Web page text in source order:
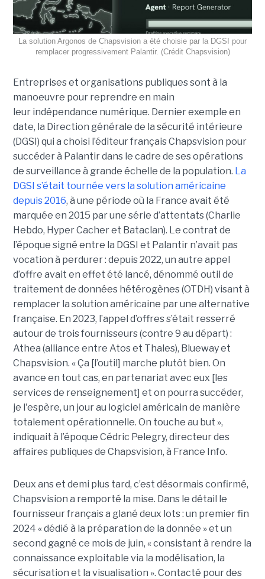
La solution Argonos de Chapsvision a été choisie par la DGSI pour
remplacer progressivement Palantir. (Crédit Chapsvision)
Entreprises et organisations publiques sont à la
manoeuvre pour reprendre en main
leur indépendance numérique. Dernier exemple en
date, la Direction générale de la sécurité intérieure
(DGSI) qui a choisi l’éditeur français Chapsvision pour
succéder à Palantir dans le cadre de ses opérations
de surveillance à grande échelle de la population. La
DGSI s’était tournée vers la solution américaine
depuis 2016, à une période où la France avait été
marquée en 2015 par une série d’attentats (Charlie
Hebdo, Hyper Cacher et Bataclan). Le contrat de
l’époque signé entre la DGSI et Palantir n’avait pas
vocation à perdurer : depuis 2022, un autre appel
d’offre avait en effet été lancé, dénommé outil de
traitement de données hétérogènes (OTDH) visant à
remplacer la solution américaine par une alternative
française. En 2023, l’appel d’offres s’était resserré
autour de trois fournisseurs (contre 9 au départ) :
Athea (alliance entre Atos et Thales), Blueway et
Chapsvision. « Ça [l’outil] marche plutôt bien. On
avance en tout cas, en partenariat avec eux [les
services de renseignement] et on pourra succéder,
je l'espère, un jour au logiciel américain de manière
totalement opérationnelle. On touche au but »,
indiquait à l’époque Cédric Pelegry, directeur des
affaires publiques de Chapsvision, à France Info.
Deux ans et demi plus tard, c’est désormais confirmé,
Chapsvision a remporté la mise. Dans le détail le
fournisseur français a glané deux lots : un premier fin
2024 « dédié à la préparation de la donnée » et un
second gagné ce mois de juin, « consistant à rendre la
connaissance exploitable via la modélisation, la
sécurisation et la visualisation ». Contacté pour des